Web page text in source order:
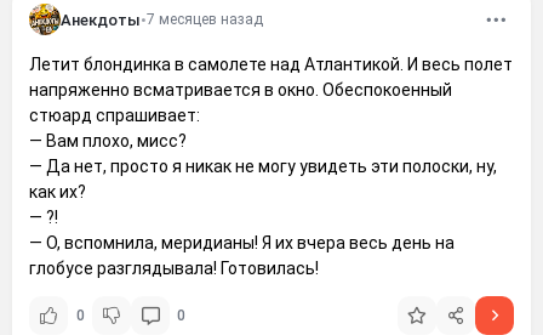
Анекдоты•7 месяцев назад
Летит блондинка в самолете над Атлантикой. И весь полет
напряженно всматривается в окно. Обеспокоенный
стюард спрашивает:
— Вам плохо, мисс?
— Да нет, просто я никак не могу увидеть эти полоски, ну,
как их?
— ?!
— О, вспомнила, меридианы! Я их вчера весь день на
глобусе разглядывала! Готовилась!
0 0